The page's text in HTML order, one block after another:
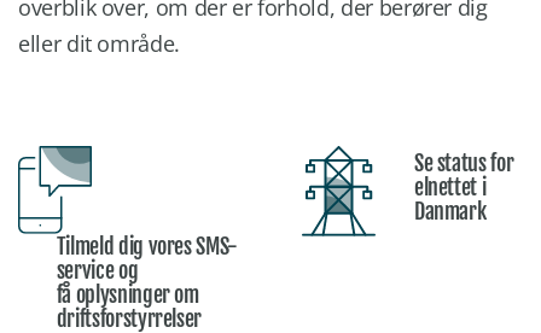
overblik over, om der er forhold, der berører dig
eller dit område.
Tilmeld dig vores SMS-
service og
få oplysninger om
driftsforstyrrelser
Se status for
elnettet i
Danmark